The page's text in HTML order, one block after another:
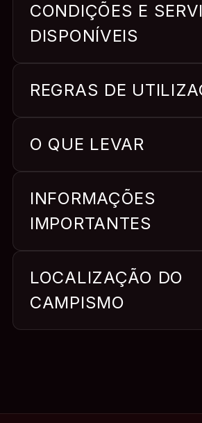
CONDIÇÕES E
DISPONÍVEIS
REGRAS DE
O QUE LEVAR
INFORMAÇÕES
IMPORTANTES
LOCALIZAÇÃO DO
CAMPISMO